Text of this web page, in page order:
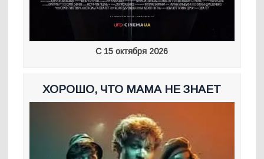
С 15 октября 2026
ХОРОШО, ЧТО МАМА НЕ ЗНАЕТ